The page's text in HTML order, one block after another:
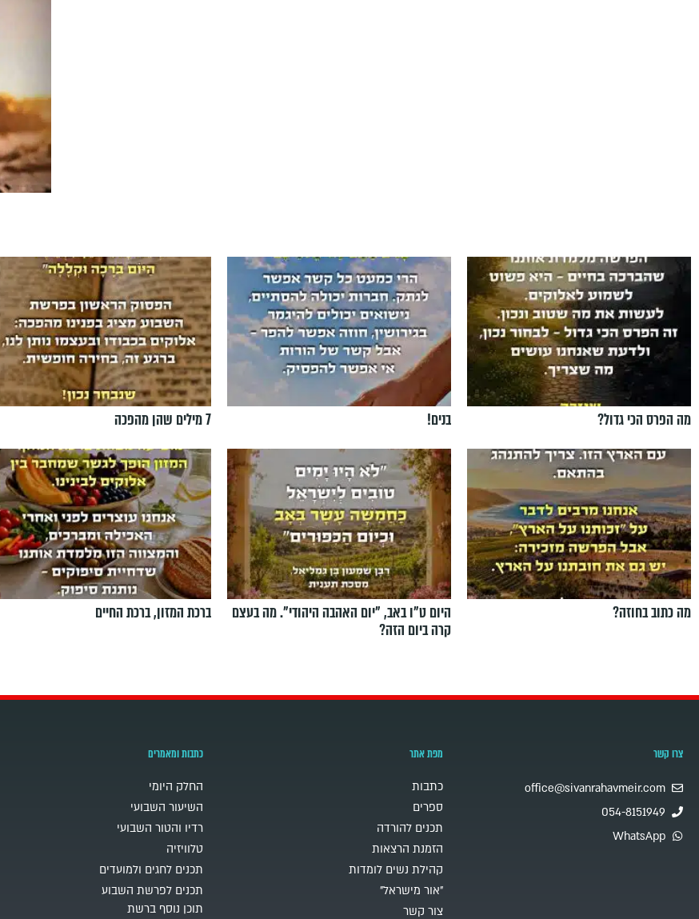
מה הפרס הכי גדול? בנים! 7 מילים שהן מהפכה
מה כתוב בחוזה?
היום ט"ו באב, ”יום האהבה היהודי". מה בעצם
קרה ביום הזה?
ברכת המזון, ברכת החיים
צרו קשר
office@sivanrahavmeir.com
054-8151949
WhatsApp
מפת אתר
כתבות
ספרים
תכנים להורדה
הזמנת הרצאות
קהילת נשים לומדות
"אור מישראל"
צור קשר
כתבות ומאמרים
החלק היומי
השיעור השבועי
רדיו והטור השבועי
טלוויזיה
תכנים לחגים ולמועדים
תכנים לפרשת השבוע
תוכן נוסף ברשת